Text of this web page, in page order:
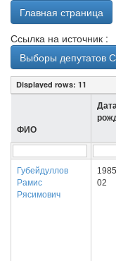
Главная страница
Ссылка на источник :
Выборы депутатов
Displayed rows: 11
ФИО
Губейдуллов
Рамис
Рясимович
02